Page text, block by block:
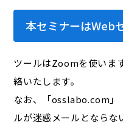
本セミナーはWeb
ツールはZoomを使いま
絡いたします。
なお、「osslabo.com
ルが迷惑メールとなら